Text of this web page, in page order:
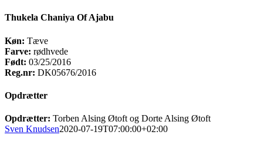
Thukela Chaniya Of Ajabu
Køn: Tæve
Farve: rødhvede
Født: 03/25/2016
Reg.nr: DK05676/2016
Opdrætter
Opdrætter: Torben Alsing Øtoft og Dorte Alsing Øtoft
Sven Knudsen2020-07-19T07:00:00+02:00